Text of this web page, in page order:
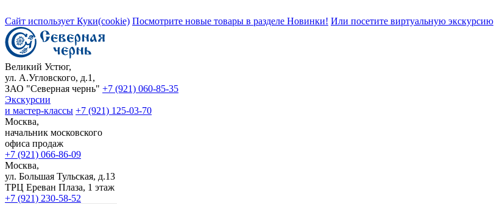
Сайт использует Куки(cookie) Посмотрите новые товары в разделе Новинки! Или посетите виртуальную экскурсию
Великий Устюг,
ул. А.Угловского, д.1,
ЗАО "Северная чернь" +7 (921) 060-85-35
Экскурсии
и мастер-классы +7 (921) 125-03-70
Москва,
начальник московского
офиса продаж
+7 (921) 066-86-09
Москва,
ул. Большая Тульская, д.13
ТРЦ Ереван Плаза, 1 этаж
+7 (921) 230-58-52